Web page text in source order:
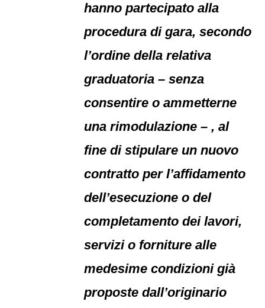
hanno partecipato alla
procedura di gara, secondo
l’ordine della relativa
graduatoria – senza
consentire o ammetterne
una rimodulazione – , al
fine di stipulare un nuovo
contratto per l’affidamento
dell’esecuzione o del
completamento dei lavori,
servizi o forniture alle
medesime condizioni già
proposte dall’originario